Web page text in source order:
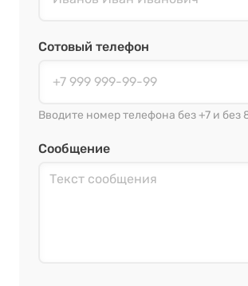
Сотовый телефон
Вводите номер телефона без +7 и без
Сообщение